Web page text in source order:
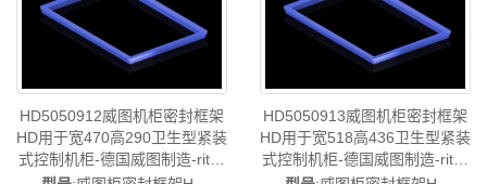
HD5050912威图机柜密封框架
HD用于宽470高290卫生型紧装
式控制机柜-德国威图制造-rittal
HD5050913威图机柜密封框架
HD用于宽518高436卫生型紧装
式控制机柜-德国威图制造-rittal